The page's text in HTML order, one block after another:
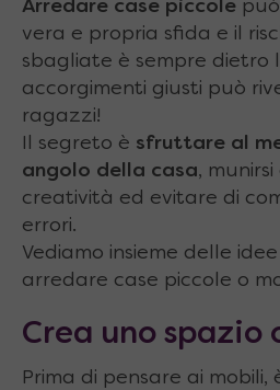
Arredare case piccole
vera e propria sfida e il
sbagliate è sempre dietro
accorgimenti giusti può
ragazzi!
Il segreto è sfruttare al
angolo della casa,
creatività ed evitare di
errori.
Vediamo insieme delle
arredare case piccole o
Crea uno spazio
Prima di pensare ai